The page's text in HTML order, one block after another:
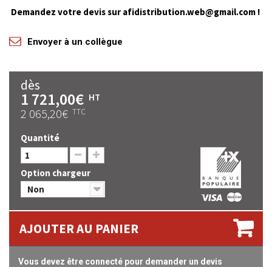
Demandez votre devis sur afidistribution.web@gmail.com !
Envoyer à un collègue
dès
1 721,00€ HT
2 065,20€ TTC
Quantité
Option chargeur
Non
AJOUTER AU PANIER
Vous devez être connecté pour demander un devis